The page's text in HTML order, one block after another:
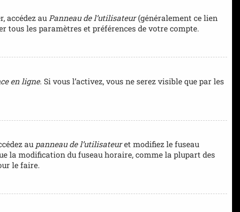
accédez au Panneau de l’utilisateur(généralement ce lien
tous les paramètres et préférences de votre compte.
en ligne. Si vous l’activez, vous ne serez visible que par les
au panneau de l’utilisateuret modifiez le fuseau
la modification du fuseau horaire, comme la plupart des
le faire.